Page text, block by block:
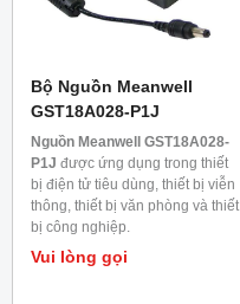
Bộ Nguồn Meanwell
GST18A028-P1J
Nguồn Meanwell GST18A028-
P1J được ứng dụng trong thiết
bị điện tử tiêu dùng, thiết bị viễn
thông, thiết bị văn phòng và thiết
bị công nghiệp.
Vui lòng gọi